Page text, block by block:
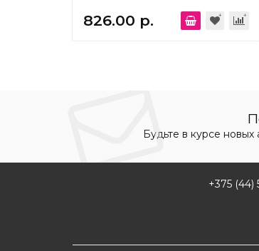
826.00 р.
Будьте в курсе
+375 (44)